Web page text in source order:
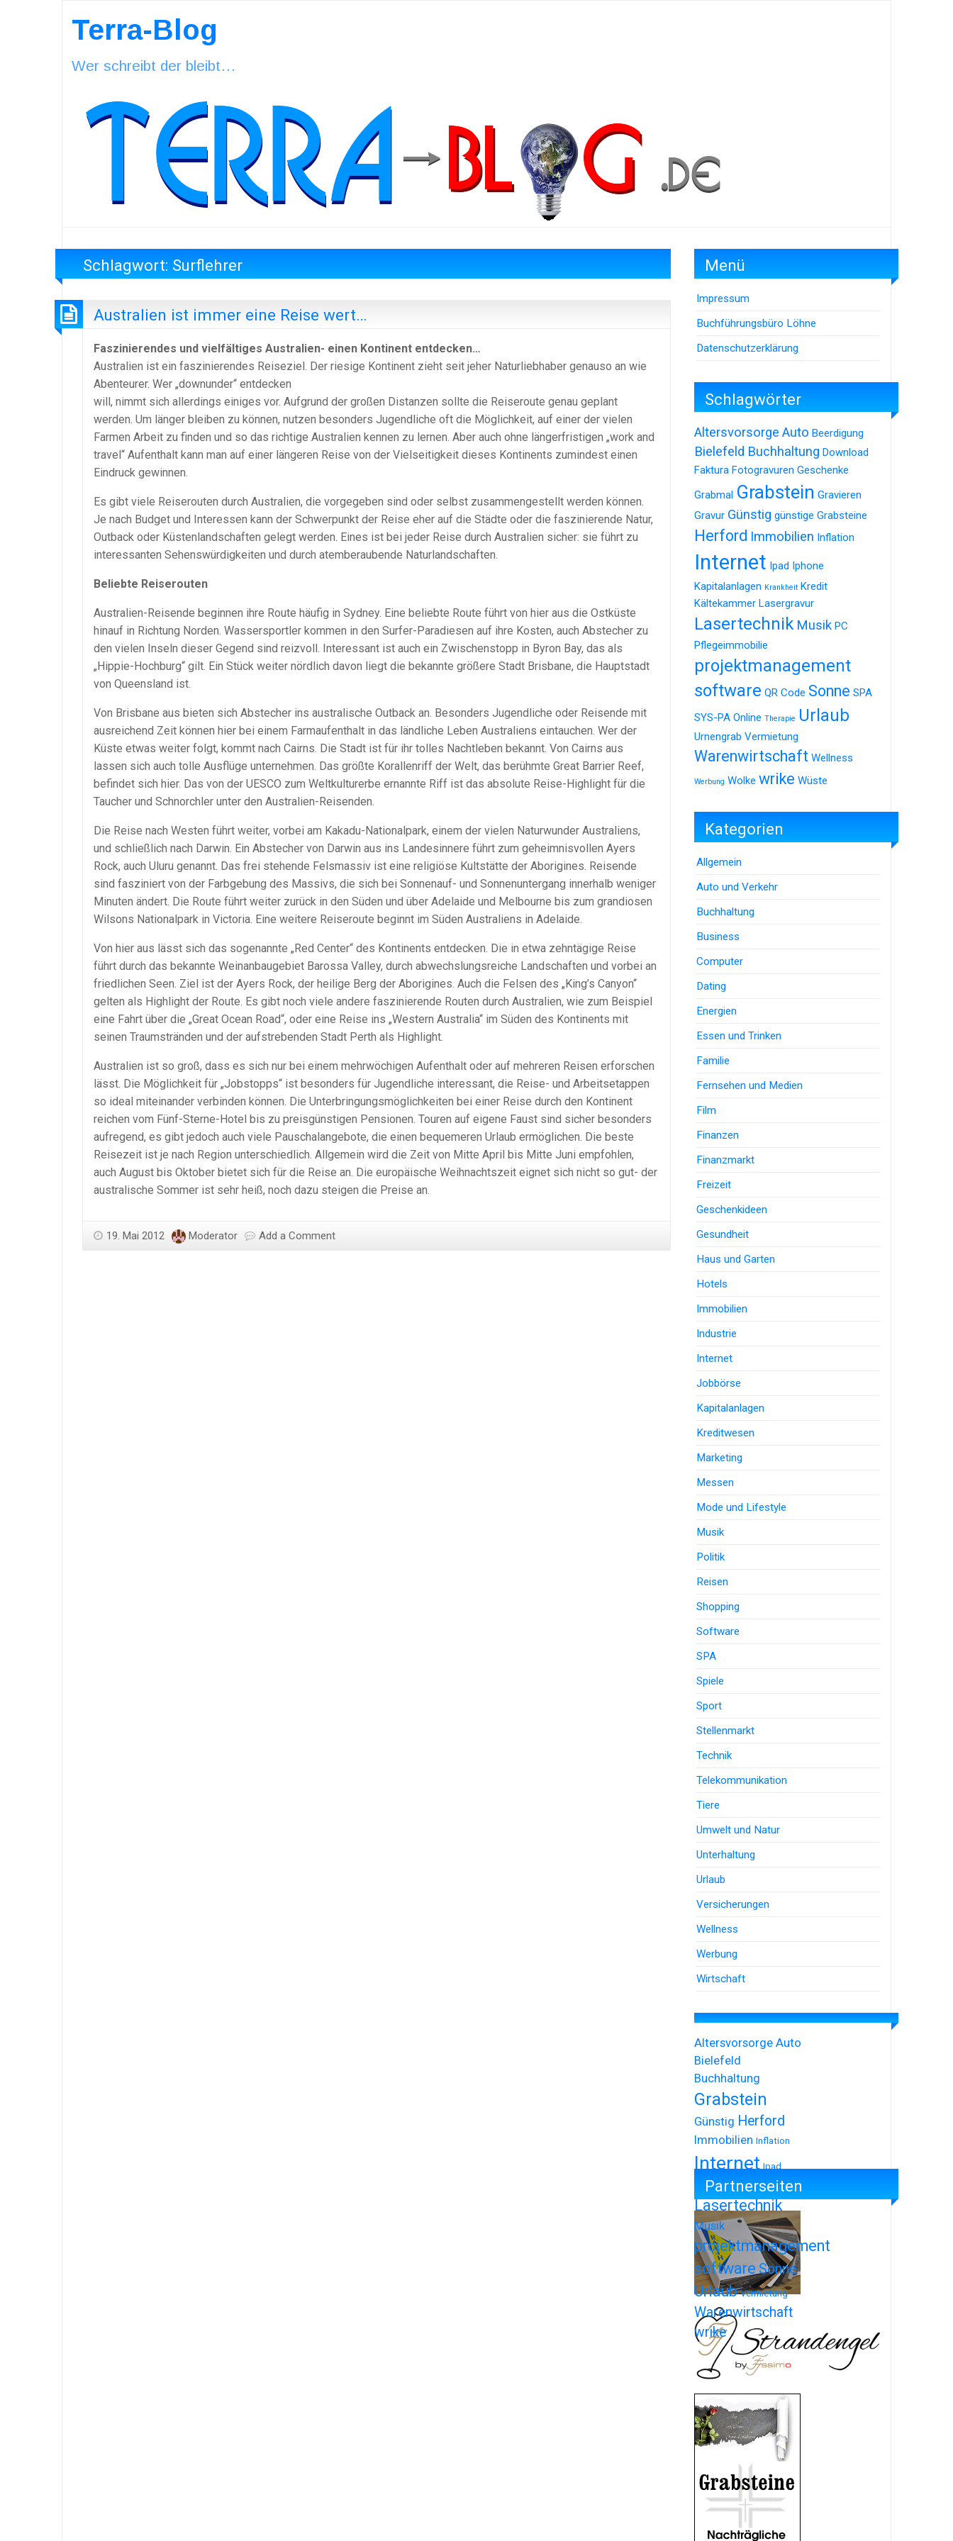
Terra-Blog
Wer schreibt der bleibt…
Schlagwort: Surflehrer
Australien ist immer eine Reise wert…
Faszinierendes und vielfältiges Australien- einen Kontinent entdecken…
Australien ist ein faszinierendes Reiseziel. Der riesige Kontinent zieht seit jeher Naturliebhaber genauso an wie
Abenteurer. Wer „downunder“ entdecken
will, nimmt sich allerdings einiges vor. Aufgrund der großen Distanzen sollte die Reiseroute genau geplant
werden. Um länger bleiben zu können, nutzen besonders Jugendliche oft die Möglichkeit, auf einer der vielen
Farmen Arbeit zu finden und so das richtige Australien kennen zu lernen. Aber auch ohne längerfristigen „work and
travel“ Aufenthalt kann man auf einer längeren Reise von der Vielseitigkeit dieses Kontinents zumindest einen
Eindruck gewinnen.
Es gibt viele Reiserouten durch Australien, die vorgegeben sind oder selbst zusammengestellt werden können.
Je nach Budget und Interessen kann der Schwerpunkt der Reise eher auf die Städte oder die faszinierende Natur,
Outback oder Küstenlandschaften gelegt werden. Eines ist bei jeder Reise durch Australien sicher: sie führt zu
interessanten Sehenswürdigkeiten und durch atemberaubende Naturlandschaften.
Beliebte Reiserouten
Australien-Reisende beginnen ihre Route häufig in Sydney. Eine beliebte Route führt von hier aus die Ostküste
hinauf in Richtung Norden. Wassersportler kommen in den Surfer-Paradiesen auf ihre Kosten, auch Abstecher zu
den vielen Inseln dieser Gegend sind reizvoll. Interessant ist auch ein Zwischenstopp in Byron Bay, das als
„Hippie-Hochburg“ gilt. Ein Stück weiter nördlich davon liegt die bekannte größere Stadt Brisbane, die Hauptstadt
von Queensland ist.
Von Brisbane aus bieten sich Abstecher ins australische Outback an. Besonders Jugendliche oder Reisende mit
ausreichend Zeit können hier bei einem Farmaufenthalt in das ländliche Leben Australiens eintauchen. Wer der
Küste etwas weiter folgt, kommt nach Cairns. Die Stadt ist für ihr tolles Nachtleben bekannt. Von Cairns aus
lassen sich auch tolle Ausflüge unternehmen. Das größte Korallenriff der Welt, das berühmte Great Barrier Reef,
befindet sich hier. Das von der UESCO zum Weltkulturerbe ernannte Riff ist das absolute Reise-Highlight für die
Taucher und Schnorchler unter den Australien-Reisenden.
Die Reise nach Westen führt weiter, vorbei am Kakadu-Nationalpark, einem der vielen Naturwunder Australiens,
und schließlich nach Darwin. Ein Abstecher von Darwin aus ins Landesinnere führt zum geheimnisvollen Ayers
Rock, auch Uluru genannt. Das frei stehende Felsmassiv ist eine religiöse Kultstätte der Aborigines. Reisende
sind fasziniert von der Farbgebung des Massivs, die sich bei Sonnenauf- und Sonnenuntergang innerhalb weniger
Minuten ändert. Die Route führt weiter zurück in den Süden und über Adelaide und Melbourne bis zum grandiosen
Wilsons Nationalpark in Victoria. Eine weitere Reiseroute beginnt im Süden Australiens in Adelaide.
Von hier aus lässt sich das sogenannte „Red Center“ des Kontinents entdecken. Die in etwa zehntägige Reise
führt durch das bekannte Weinanbaugebiet Barossa Valley, durch abwechslungsreiche Landschaften und vorbei an
friedlichen Seen. Ziel ist der Ayers Rock, der heilige Berg der Aborigines. Auch die Felsen des „King’s Canyon“
gelten als Highlight der Route. Es gibt noch viele andere faszinierende Routen durch Australien, wie zum Beispiel
eine Fahrt über die „Great Ocean Road“, oder eine Reise ins „Western Australia“ im Süden des Kontinents mit
seinen Traumstränden und der aufstrebenden Stadt Perth als Highlight.
Australien ist so groß, dass es sich nur bei einem mehrwöchigen Aufenthalt oder auf mehreren Reisen erforschen
lässt. Die Möglichkeit für „Jobstopps“ ist besonders für Jugendliche interessant, die Reise- und Arbeitsetappen
so ideal miteinander verbinden können. Die Unterbringungsmöglichkeiten bei einer Reise durch den Kontinent
reichen vom Fünf-Sterne-Hotel bis zu preisgünstigen Pensionen. Touren auf eigene Faust sind sicher besonders
aufregend, es gibt jedoch auch viele Pauschalangebote, die einen bequemeren Urlaub ermöglichen. Die beste
Reisezeit ist je nach Region unterschiedlich. Allgemein wird die Zeit von Mitte April bis Mitte Juni empfohlen,
auch August bis Oktober bietet sich für die Reise an. Die europäische Weihnachtszeit eignet sich nicht so gut- der
australische Sommer ist sehr heiß, noch dazu steigen die Preise an.
19. Mai 2012 Moderator Add a Comment
Menü
Impressum
Buchführungsbüro Löhne
Datenschutzerklärung
Schlagwörter
Altersvorsorge Auto Beerdigung
Bielefeld Buchhaltung Download
Faktura Fotogravuren Geschenke
Grabmal Grabstein Gravieren
Gravur Günstig günstige Grabsteine
Herford Immobilien Inflation
Internet Ipad Iphone
Kapitalanlagen Krankheit Kredit
Kältekammer Lasergravur
Lasertechnik Musik PC
Pflegeimmobilie
projektmanagement
software QR Code Sonne SPA
SYS-PA Online Therapie Urlaub
Urnengrab Vermietung
Warenwirtschaft Wellness
Werbung Wolke wrike Wüste
Kategorien
Allgemein
Auto und Verkehr
Buchhaltung
Business
Computer
Dating
Energien
Essen und Trinken
Familie
Fernsehen und Medien
Film
Finanzen
Finanzmarkt
Freizeit
Geschenkideen
Gesundheit
Haus und Garten
Hotels
Immobilien
Industrie
Internet
Jobbörse
Kapitalanlagen
Kreditwesen
Marketing
Messen
Mode und Lifestyle
Musik
Politik
Reisen
Shopping
Software
SPA
Spiele
Sport
Stellenmarkt
Technik
Telekommunikation
Tiere
Umwelt und Natur
Unterhaltung
Urlaub
Versicherungen
Wellness
Werbung
Wirtschaft
Altersvorsorge Auto
Bielefeld
Buchhaltung
Grabstein
Günstig Herford
Immobilien Inflation
Internet Ipad
Iphone
Lasertechnik
Musik
projektmanagement
softwareSonne
Urlaub Vermietung
Warenwirtschaft
wrike
Partnerseiten